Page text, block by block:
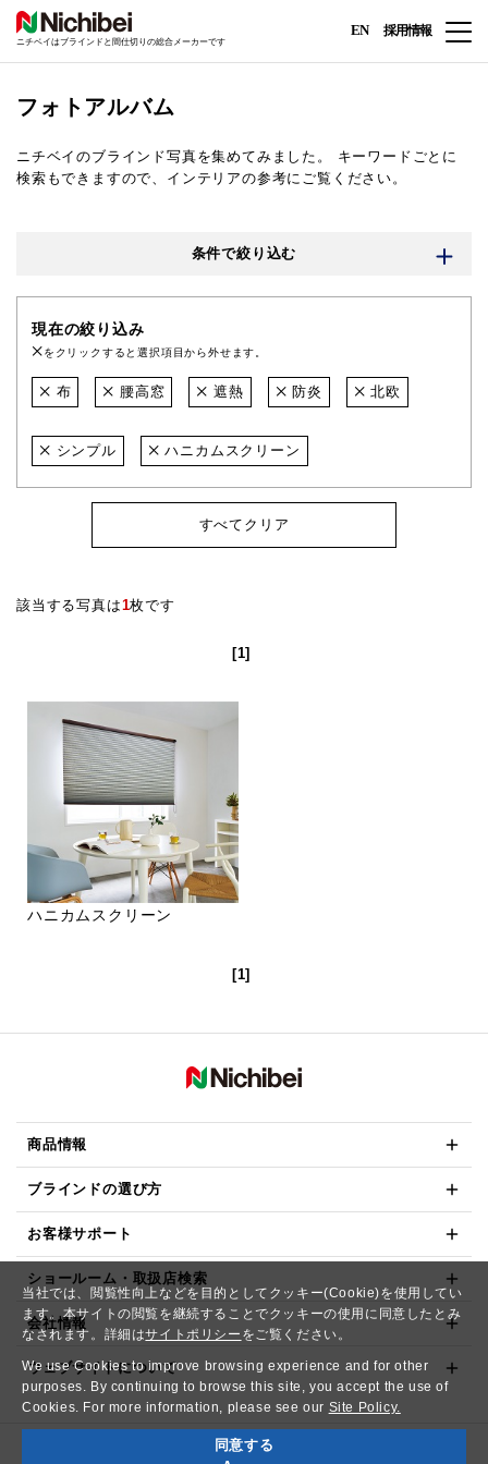
当社では、閲覧性向上などを目的としてクッキー(Cookie)を使用してい
ます。本サイトの閲覧を継続することでクッキーの使用に同意したとみ
なされます。詳細はサイトポリシー をご覧ください。
We use Cookies to improve browsing experience and for other
purposes. By continuing to browse this site, you accept the use of
Cookies. For more information, please see our Site Policy.
同意する
ニチベイはブラインドと間仕切りの総合メーカーです
EN 採用情報
フォトアルバム
ニチベイのブラインド写真を集めてみました。
キーワードごとに
検索もできますので、インテリアの参考にご覧ください。
条件で絞り込む
現在の絞り込み
をクリックすると選択項目から外せます。
布 腰高窓 遮熱 防炎 北欧
シンプル ハニカムスクリーン
すべてクリア
該当する写真は1枚です
[1]
ハニカムスクリーン
[1]
商品情報
ブラインドの選び方
お客様サポート
ショールーム・取扱店検索
会社情報
ウェブサイトについて
Copyright© NICHIBEI CO.,LTD. All Rights Reserved.